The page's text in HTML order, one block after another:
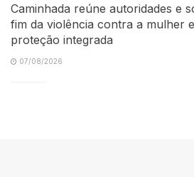
Caminhada reúne autoridades e
fim da violência contra a mulher
proteção integrada
07/08/2026